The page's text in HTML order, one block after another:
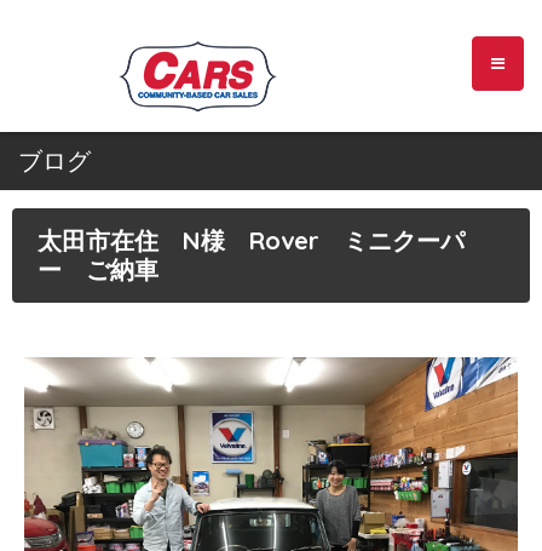
ブログ
太田市在住 N様 Rover ミニクーパ
ー ご納車